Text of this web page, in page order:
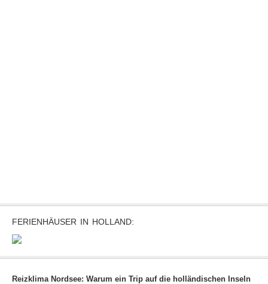
FERIENHÄUSER IN HOLLAND:
Reizklima Nordsee: Warum ein Trip auf die holländischen Inseln